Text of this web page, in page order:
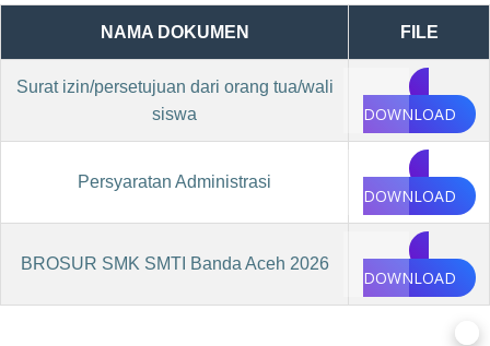
NAMA DOKUMEN FILE
Surat izin/persetujuan dari orang tua/wali
siswa
DOWNLOAD
Persyaratan Administrasi
DOWNLOAD
BROSUR SMK SMTI Banda Aceh 2026
DOWNLOAD